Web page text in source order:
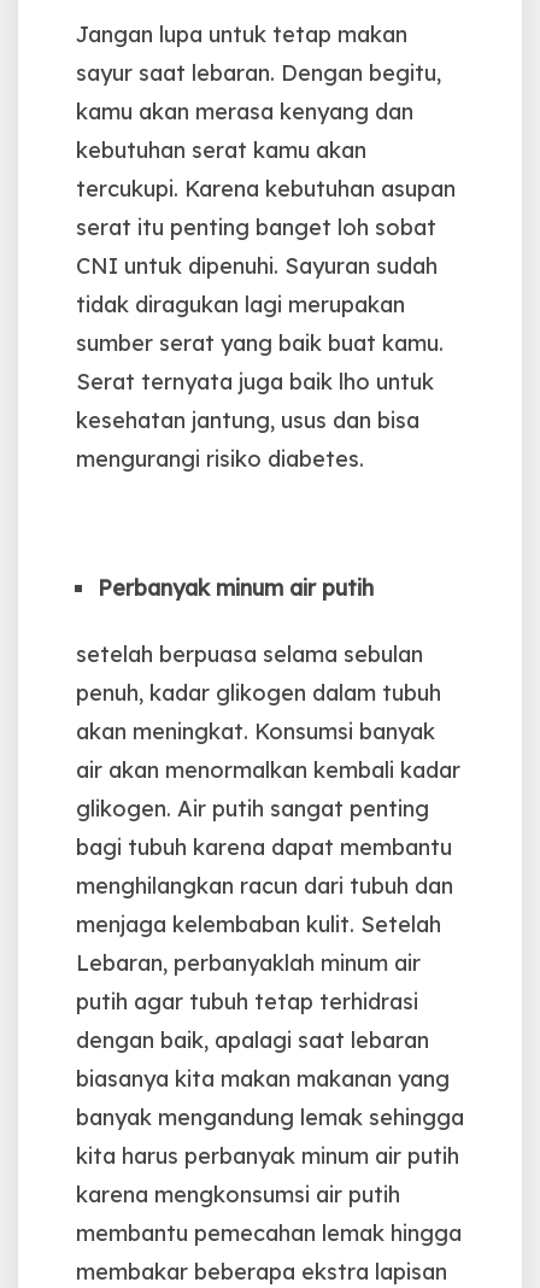
Jangan lupa untuk tetap makan
sayur saat lebaran. Dengan begitu,
kamu akan merasa kenyang dan
kebutuhan serat kamu akan
tercukupi. Karena kebutuhan asupan
serat itu penting banget loh sobat
CNI untuk dipenuhi. Sayuran sudah
tidak diragukan lagi merupakan
sumber serat yang baik buat kamu.
Serat ternyata juga baik lho untuk
kesehatan jantung, usus dan bisa
mengurangi risiko diabetes.
Perbanyak minum air putih
setelah berpuasa selama sebulan
penuh, kadar glikogen dalam tubuh
akan meningkat. Konsumsi banyak
air akan menormalkan kembali kadar
glikogen. Air putih sangat penting
bagi tubuh karena dapat membantu
menghilangkan racun dari tubuh dan
menjaga kelembaban kulit. Setelah
Lebaran, perbanyaklah minum air
putih agar tubuh tetap terhidrasi
dengan baik, apalagi saat lebaran
biasanya kita makan makanan yang
banyak mengandung lemak sehingga
kita harus perbanyak minum air putih
karena mengkonsumsi air putih
membantu pemecahan lemak hingga
membakar beberapa ekstra lapisan